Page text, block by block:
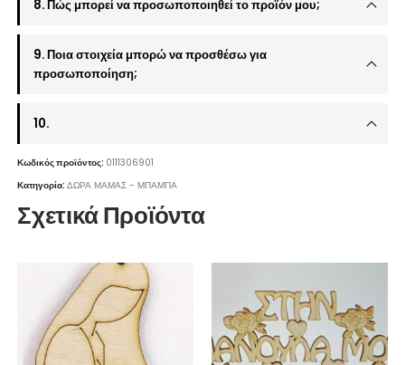
8. Πώς μπορεί να προσωποποιηθεί το προϊόν μου;
9. Ποια στοιχεία μπορώ να προσθέσω για
προσωποποίηση;
10.
Κωδικός προϊόντος: 0111306901
Κατηγορία:ΔΩΡΑ ΜΑΜΑΣ - ΜΠΑΜΠΑ
Σχετικά Προϊόντα